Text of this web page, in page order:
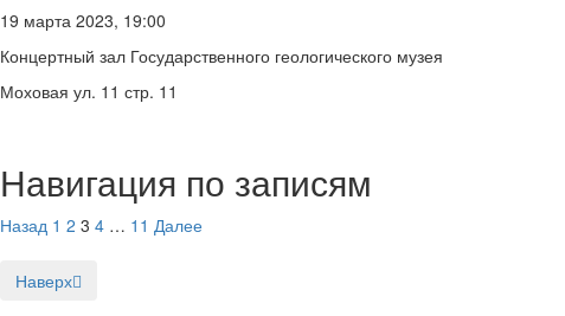
19 марта 2023, 19:00
Концертный зал Государственного геологического музея
Моховая ул. 11 стр. 11
Навигация по записям
Назад 1 2 3 4 … 11 Далее
Наверх